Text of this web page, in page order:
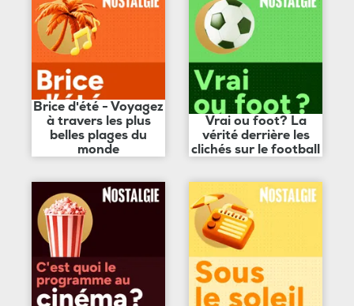
Brice d'été - Voyagez
à travers les plus
belles plages du
monde
Vrai ou foot? La
vérité derrière les
clichés sur le football